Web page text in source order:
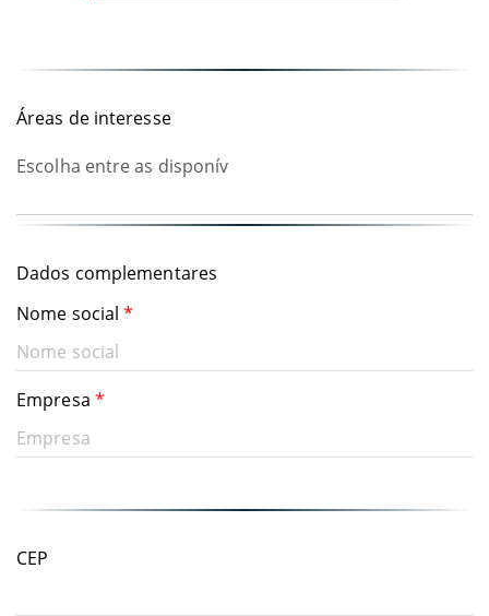
Áreas de interesse
Dados complementares
Nome social*
Empresa *
CEP